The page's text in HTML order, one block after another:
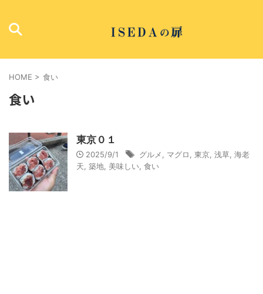
HOME > 食い
食い
東京０１
2025/9/1 グルメ マグロ 東京 浅草 海老
天 築地 美味しい 食い